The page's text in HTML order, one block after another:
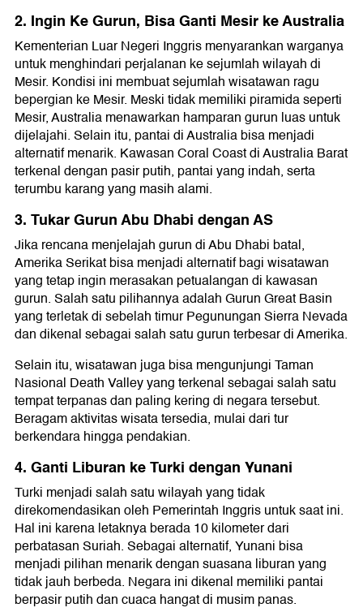
2. Ingin Ke Gurun, Bisa Ganti Mesir ke Australia
Kementerian Luar Negeri Inggris menyarankan warganya
untuk menghindari perjalanan ke sejumlah wilayah di
Mesir. Kondisi ini membuat sejumlah wisatawan ragu
bepergian ke Mesir. Meski tidak memiliki piramida seperti
Mesir, Australia menawarkan hamparan gurun luas untuk
dijelajahi. Selain itu, pantai di Australia bisa menjadi
alternatif menarik. Kawasan Coral Coast di Australia Barat
terkenal dengan pasir putih, pantai yang indah, serta
terumbu karang yang masih alami.
3. Tukar Gurun Abu Dhabi dengan AS
Jika rencana menjelajah gurun di Abu Dhabi batal,
Amerika Serikat bisa menjadi alternatif bagi wisatawan
yang tetap ingin merasakan petualangan di kawasan
gurun. Salah satu pilihannya adalah Gurun Great Basin
yang terletak di sebelah timur Pegunungan Sierra Nevada
dan dikenal sebagai salah satu gurun terbesar di Amerika.
Selain itu, wisatawan juga bisa mengunjungi Taman
Nasional Death Valley yang terkenal sebagai salah satu
tempat terpanas dan paling kering di negara tersebut.
Beragam aktivitas wisata tersedia, mulai dari tur
berkendara hingga pendakian.
4. Ganti Liburan ke Turki dengan Yunani
Turki menjadi salah satu wilayah yang tidak
direkomendasikan oleh Pemerintah Inggris untuk saat ini.
Hal ini karena letaknya berada 10 kilometer dari
perbatasan Suriah. Sebagai alternatif, Yunani bisa
menjadi pilihan menarik dengan suasana liburan yang
tidak jauh berbeda. Negara ini dikenal memiliki pantai
berpasir putih dan cuaca hangat di musim panas.